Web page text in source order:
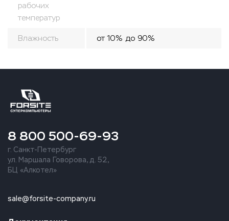
рабочих
температур
Влажность от 10% до 90%
8 800 500-69-93
г. Санкт-Петербург
ул. Маршала Говорова, д. 52,
БЦ «Алкотел»
sale@forsite-company.ru